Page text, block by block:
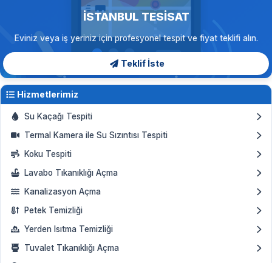
İSTANBUL TESISAT
Eviniz veya iş yeriniz için profesyonel tespit ve fiyat teklifi alın.
Teklif İste
Hizmetlerimiz
Su Kaçağı Tespiti
Termal Kamera ile Su Sızıntısı Tespiti
Koku Tespiti
Lavabo Tıkanıklığı Açma
Kanalizasyon Açma
Petek Temizliği
Yerden Isıtma Temizliği
Tuvalet Tıkanıklığı Açma